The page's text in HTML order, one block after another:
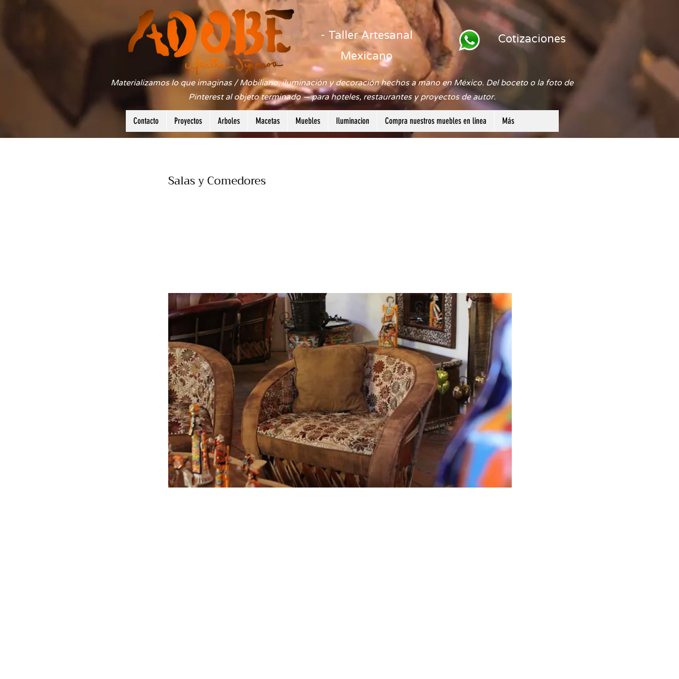
- Taller Artesanal
Mexicano
Cotizaciones
Materializamos lo que imaginas / Mobiliario, iluminación y decoración hechos a mano en México. Del boceto o la foto de
Pinterest al objeto terminado — para hoteles, restaurantes y proyectos de autor.
Contacto Proyectos Arboles Macetas Muebles Iluminacion Compra nuestros muebles en linea Más
Salas y Comedores